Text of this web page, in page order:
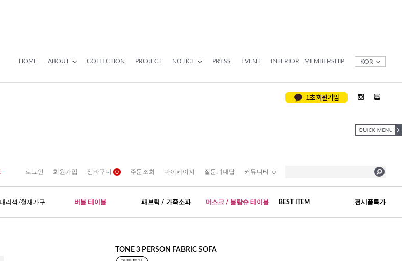
HOME ABOUT COLLECTION PROJECT NOTICE PRESS EVENT INTERIOR MEMBERSHIP KOR
로그인 회원가입 장바구니 0 주문조회 마이페이지 질문과대답 커뮤니티
대리석/철재가구 버블 테이블 패브릭 / 가죽소파 머스크 / 블랑슈 테이블 BEST ITEM 전시품특가
TONE 3 PERSON FABRIC SOFA